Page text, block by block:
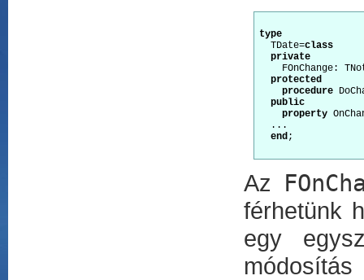
type
  TDate=
class
private
FOnChange:
protected
procedure
public
property
  ...
end;
Az
férhetünk
egy